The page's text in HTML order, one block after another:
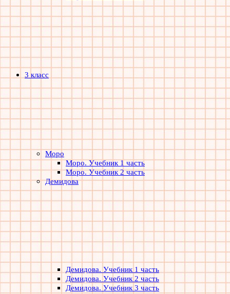
3 класс
Моро
Моро. Учебник 1 часть
Моро. Учебник 2 часть
Демидова
Демидова. Учебник 1 часть
Демидова. Учебник 2 часть
Демидова. Учебник 3 часть